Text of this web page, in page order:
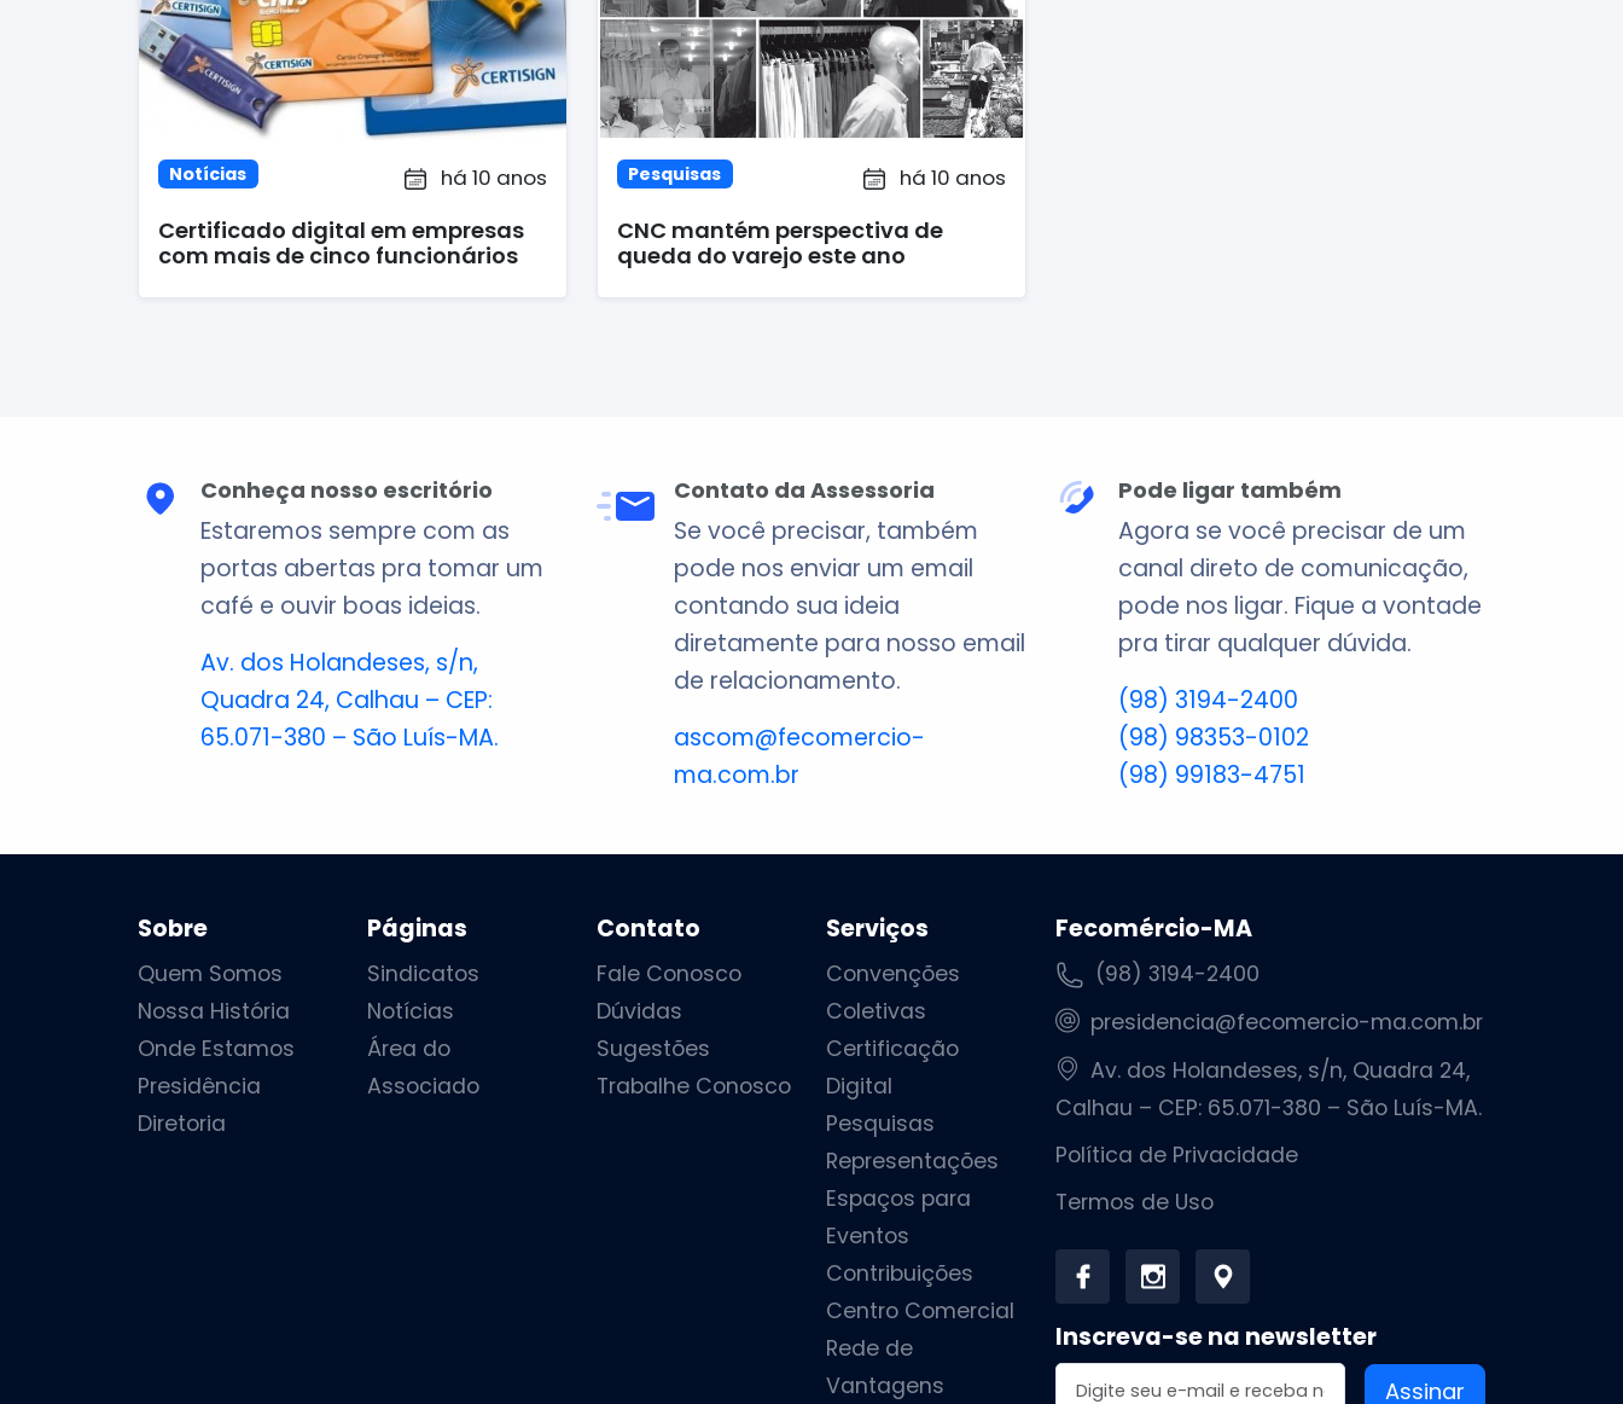
Notícias há 10 anos
Certificado digital em empresas
com mais de cinco funcionários
Pesquisas há 10 anos
CNC mantém perspectiva de
queda do varejo este ano
Conheça nosso escritório
Estaremos sempre com as
portas abertas pra tomar um
café e ouvir boas ideias.
Av. dos Holandeses, s/n,
Quadra 24, Calhau – CEP:
65.071-380 – São Luís-MA.
Contato da Assessoria
Se você precisar, também
pode nos enviar um email
contando sua ideia
diretamente para nosso email
de relacionamento.
ascom@fecomercio-
ma.com.br
Pode ligar também
Agora se você precisar de um
canal direto de comunicação,
pode nos ligar. Fique a vontade
pra tirar qualquer dúvida.
(98) 3194-2400
(98) 98353-0102
(98) 99183-4751
Sobre
Quem Somos
Nossa História
Onde Estamos
Presidência
Diretoria
Páginas
Sindicatos
Notícias
Área do
Associado
Contato
Fale Conosco
Dúvidas
Sugestões
Trabalhe Conosco
Serviços
Convenções
Coletivas
Certificação
Digital
Pesquisas
Representações
Espaços para
Eventos
Contribuições
Centro Comercial
Rede de
Vantagens
Fecomércio-MA
(98) 3194-2400
presidencia@fecomercio-ma.com.br
Av. dos Holandeses, s/n, Quadra 24,
Calhau – CEP: 65.071-380 – São Luís-MA.
Política de Privacidade
Termos de Uso
Inscreva-se na newsletter
Endereço de email
Assinar